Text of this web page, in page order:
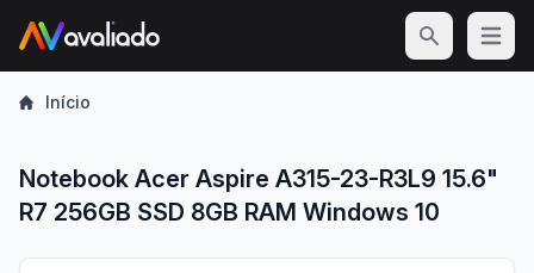
Open
Início
Notebook Acer Aspire A315-23-R3L9 15.6"
R7 256GB SSD 8GB RAM Windows 10